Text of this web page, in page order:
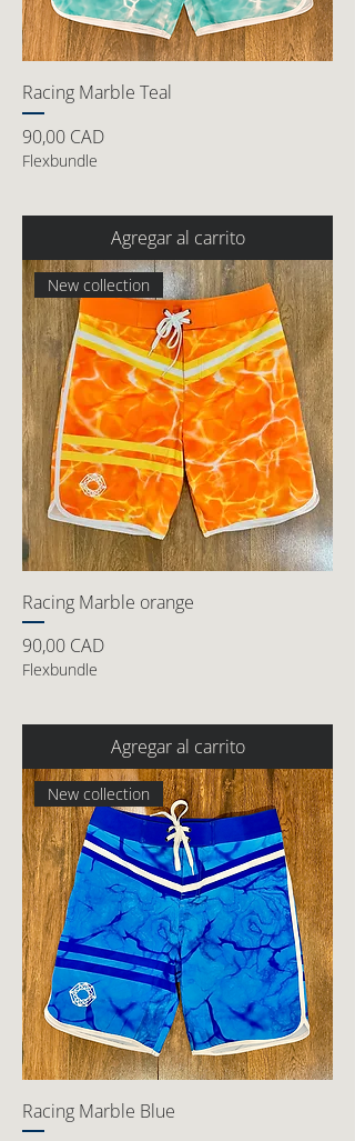
Racing Marble Teal
Precio
90,00 CAD
Flexbundle
Agregar al carrito
New collection
Racing Marble orange
Precio
90,00 CAD
Flexbundle
Agregar al carrito
New collection
Racing Marble Blue